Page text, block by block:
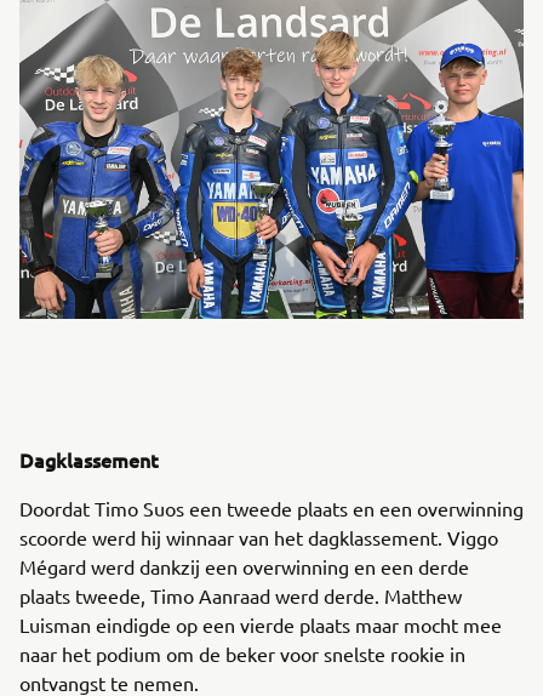
Dagklassement
Doordat Timo Suos een tweede plaats en een overwinning
scoorde werd hij winnaar van het dagklassement. Viggo
Mégard werd dankzij een overwinning en een derde
plaats tweede, Timo Aanraad werd derde. Matthew
Luisman eindigde op een vierde plaats maar mocht mee
naar het podium om de beker voor snelste rookie in
ontvangst te nemen.